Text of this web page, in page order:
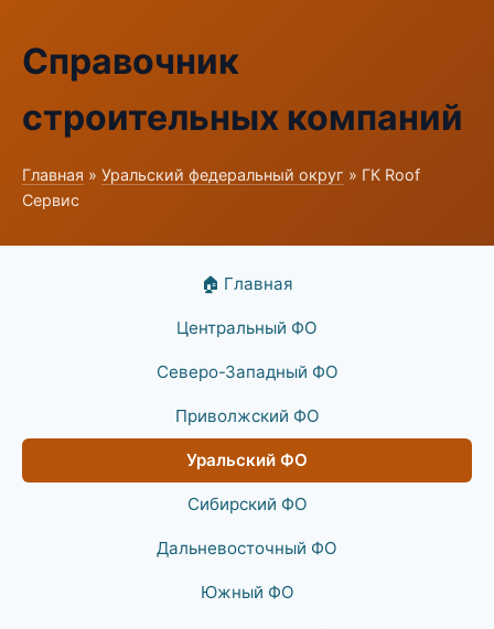
Справочник
строительных компаний
Главная » Уральский федеральный округ » ГК Roof
Сервис
🏠 Главная
Центральный ФО
Северо-Западный ФО
Приволжский ФО
Уральский ФО
Сибирский ФО
Дальневосточный ФО
Южный ФО